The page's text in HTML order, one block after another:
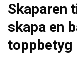
Skaparen
skapa en
toppbetyg